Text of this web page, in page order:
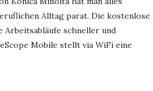
Alltag parat. Die kostenlose
schneller und
Mobile stellt via WiFi eine